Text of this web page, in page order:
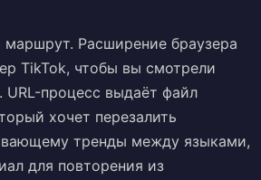
Расширение браузера
TikTok, чтобы вы смотрели
процесс выдаёт файл
хочет перезалить
тренды между языками,
для повторения из